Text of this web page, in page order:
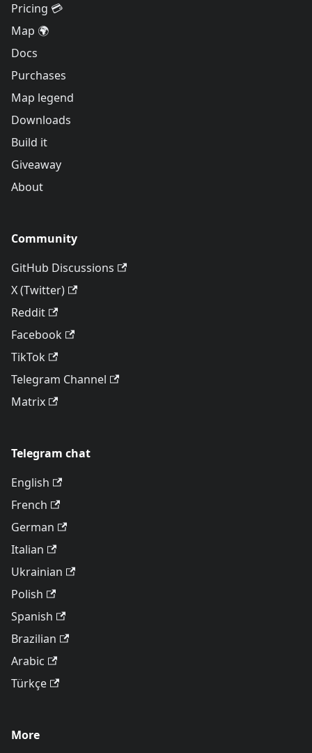
Pricing 💳
Map 🌍
Docs
Purchases
Map legend
Downloads
Build it
Giveaway
About
Community
GitHub Discussions
X (Twitter)
Reddit
Facebook
TikTok
Telegram Channel
Matrix
Telegram chat
English
French
German
Italian
Ukrainian
Polish
Spanish
Brazilian
Arabic
Türkçe
More